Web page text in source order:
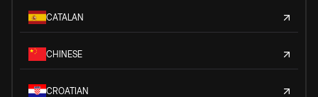
CATALAN
CHINESE
CROATIAN